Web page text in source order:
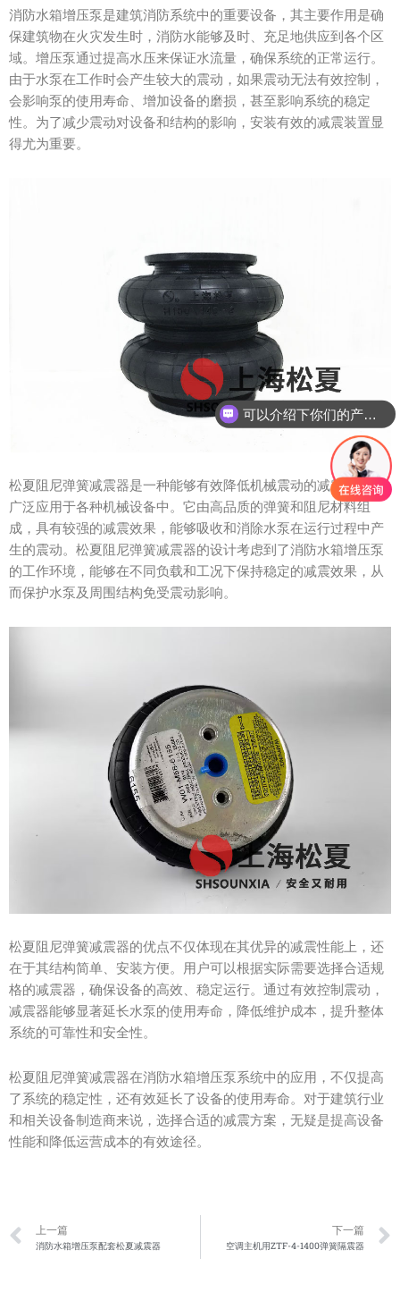
消防水箱增压泵是建筑消防系统中的重要设备，其主要作用是确
保建筑物在火灾发生时，消防水能够及时、充足地供应到各个区
域。增压泵通过提高水压来保证水流量，确保系统的正常运行。
由于水泵在工作时会产生较大的震动，如果震动无法有效控制，
会影响泵的使用寿命、增加设备的磨损，甚至影响系统的稳定
性。为了减少震动对设备和结构的影响，安装有效的减震装置显
得尤为重要。
松夏阻尼弹簧减震器是一种能够有效降低机械震动的减震装置，
广泛应用于各种机械设备中。它由高品质的弹簧和阻尼材料组
成，具有较强的减震效果，能够吸收和消除水泵在运行过程中产
生的震动。松夏阻尼弹簧减震器的设计考虑到了消防水箱增压泵
的工作环境，能够在不同负载和工况下保持稳定的减震效果，从
而保护水泵及周围结构免受震动影响。
松夏阻尼弹簧减震器的优点不仅体现在其优异的减震性能上，还
在于其结构简单、安装方便。用户可以根据实际需要选择合适规
格的减震器，确保设备的高效、稳定运行。通过有效控制震动，
减震器能够显著延长水泵的使用寿命，降低维护成本，提升整体
系统的可靠性和安全性。
松夏阻尼弹簧减震器在消防水箱增压泵系统中的应用，不仅提高
了系统的稳定性，还有效延长了设备的使用寿命。对于建筑行业
和相关设备制造商来说，选择合适的减震方案，无疑是提高设备
性能和降低运营成本的有效途径。
Prev
上一篇
消防水箱增压泵配套松夏减震器
下一篇
空调主机用ZTF-4-1400弹簧隔震器
可以介绍下你们的产品么？